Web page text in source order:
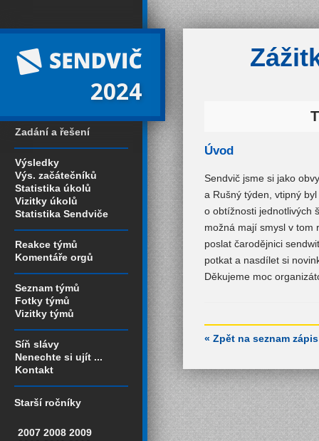
2024
Zadání a řešení
Výsledky
Výs. začátečníků
Statistika úkolů
Vizitky úkolů
Statistika Sendviče
Reakce týmů
Komentáře orgů
Seznam týmů
Fotky týmů
Vizitky týmů
Síň slávy
Nenechte si ujít ...
Kontakt
Starší ročníky
2007 2008 2009
Úvod
Sendvič jsme si jako
a Rušný týden, vtipný
o obtížnosti jednotlivých
možná mají smysl v tom
poslat čarodějnici
potkat a nasdílet si
Děkujeme moc
« Zpět na seznam